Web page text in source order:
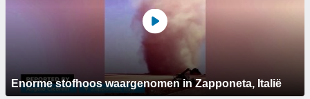
Enorme stofhoos waargenomen in Zapponeta, Italië